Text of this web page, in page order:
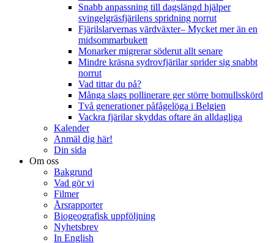
Snabb anpassning till dagslängd hjälper
svingelgräsfjärilens spridning norrut
Fjärilslarvernas värdväxter– Mycket mer än en
midsommarbukett
Monarker migrerar söderut allt senare
Mindre kräsna sydrovfjärilar sprider sig snabbt
norrut
Vad tittar du på?
Många slags pollinerare ger större bomullsskörd
Två generationer påfågelöga i Belgien
Vackra fjärilar skyddas oftare än alldagliga
Kalender
Anmäl dig här!
Din sida
Om oss
Bakgrund
Vad gör vi
Filmer
Årsrapporter
Biogeografisk uppföljning
Nyhetsbrev
In English